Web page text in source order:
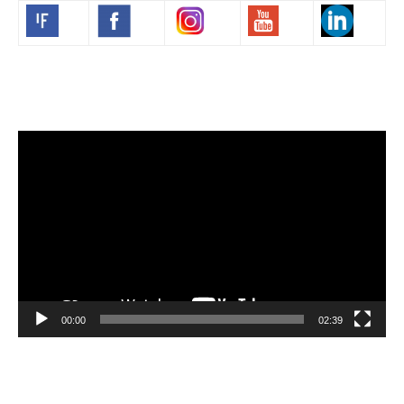
00:00 02:39